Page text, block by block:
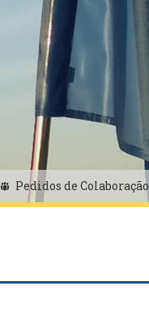
Pedidos de Colaboração